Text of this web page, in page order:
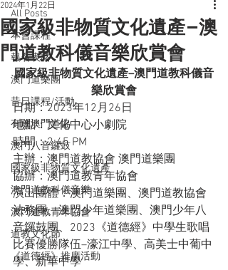
All Posts
本會課程
報名表格
澳門道樂團
昔日課程/活動
有關澳門道協
澳門八音鑼鼓
國家級非物質文化遺產
澳門道教科儀音樂
澳門道教青年協會
道教文化節
《道德經》推廣活動
國家級非物質文化遺產–澳
門道教科儀音樂欣賞會
2024年1月22日
國家級非物質文化遺產–澳門道教科儀音
樂欣賞會
日期：2023年12月26日
地點：文化中心小劇院
時間：2:45 PM
主辦：澳門道教協會 澳門道樂團
協辦：澳門道教青年協會
演出團體：澳門道樂團、澳門道教協會
法務團、澳門少年道樂團、澳門少年八
音鑼鼓團、2023《道德經》中學生歌唱
比賽優勝隊伍–濠江中學、高美士中葡中
學、新華中學